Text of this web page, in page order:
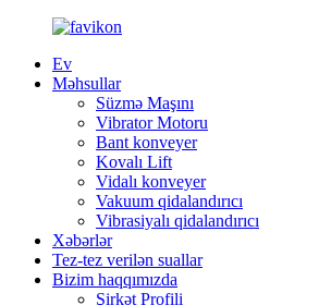
Ev
Məhsullar
Süzmə Maşını
Vibrator Motoru
Bant konveyer
Kovalı Lift
Vidalı konveyer
Vakuum qidalandırıcı
Vibrasiyalı qidalandırıcı
Xəbərlər
Tez-tez verilən suallar
Bizim haqqımızda
Şirkət Profili